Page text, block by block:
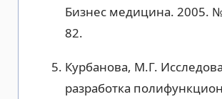
Бизнес медицина. 2005.
82.
Курбанова, М.Г.
разработка